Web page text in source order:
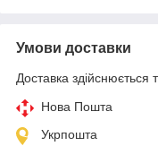
Умови доставки
Доставка здійснюється
Нова Пошта
Укрпошта